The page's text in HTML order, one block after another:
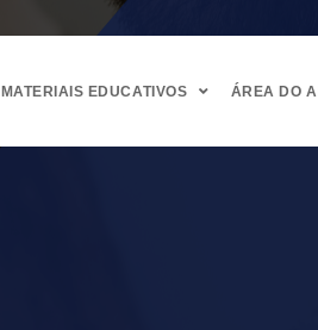
MATERIAIS EDUCATIVOS ÁREA DO